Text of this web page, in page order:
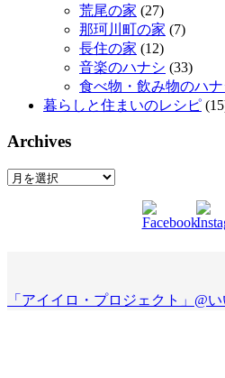
荒尾の家 (27)
那珂川町の家 (7)
長住の家 (12)
音楽のハナシ (33)
食べ物・飲み物のハナ
暮らしと住まいのレシピ
Archives
Archives
「アイイロ・プロジェクト」@